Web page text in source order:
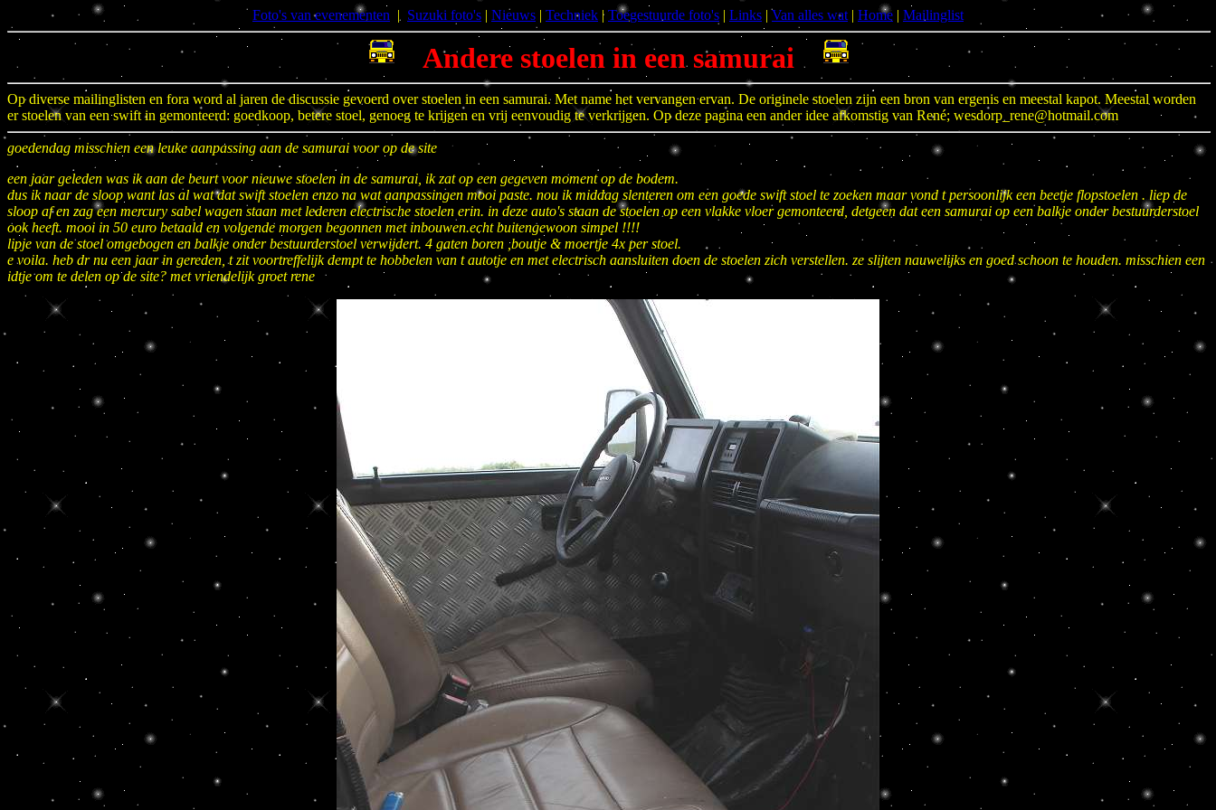
Foto's van evenementen | Suzuki foto's | Nieuws | Techniek | Toegestuurde foto's | Links |Van alles wat | Home | Mailinglist
Andere stoelen in een samurai
Op diverse mailinglisten en fora word al jaren de discussie gevoerd over stoelen in een samurai. Met name het vervangen ervan. De originele stoelen zijn een bron van ergenis en meestal kapot. Meestal worden
er stoelen van een swift in gemonteerd: goedkoop, betere stoel, genoeg te krijgen en vrij eenvoudig te verkrijgen. Op deze pagina een ander idee afkomstig van René; wesdorp_rene@hotmail.com
goedendag misschien een leuke aanpassing aan de samurai voor op de site
een jaar geleden was ik aan de beurt voor nieuwe stoelen in de samurai, ik zat op een gegeven moment op de bodem.
dus ik naar de sloop want las al wat dat swift stoelen enzo na wat aanpassingen mooi paste. nou ik middag slenteren om een goede swift stoel te zoeken maar vond t persoonlijk een beetje flopstoelen . liep de
sloop af en zag een mercury sabel wagen staan met lederen electrische stoelen erin. in deze auto's staan de stoelen op een vlakke vloer gemonteerd, detgeen dat een samurai op een balkje onder bestuurderstoel
ook heeft. mooi in 50 euro betaald en volgende morgen begonnen met inbouwen.echt buitengewoon simpel !!!!
lipje van de stoel omgebogen en balkje onder bestuurderstoel verwijdert. 4 gaten boren ,boutje & moertje 4x per stoel.
e voila. heb dr nu een jaar in gereden, t zit voortreffelijk dempt te hobbelen van t autotje en met electrisch aansluiten doen de stoelen zich verstellen. ze slijten nauwelijks en goed schoon te houden. misschien een
idtje om te delen op de site? met vriendelijk groet rene